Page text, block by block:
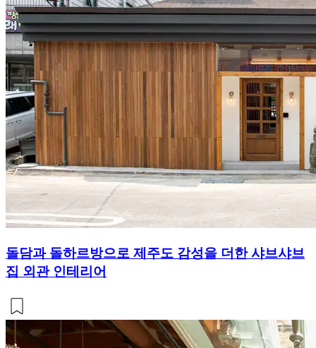
돌담과 돌하르방으로 제주도 감성을 더한 샤브샤브
집 외관 인테리어